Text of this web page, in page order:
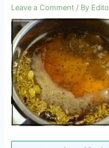
Leave a Comment / By